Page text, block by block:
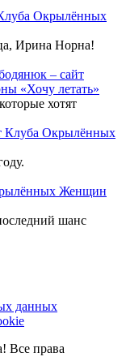
Окрылённых
Ирина Норна!
– сайт
«Хочу летать»
хотят
Клуба Окрылённых
Женщин
шанс
данных
Все права